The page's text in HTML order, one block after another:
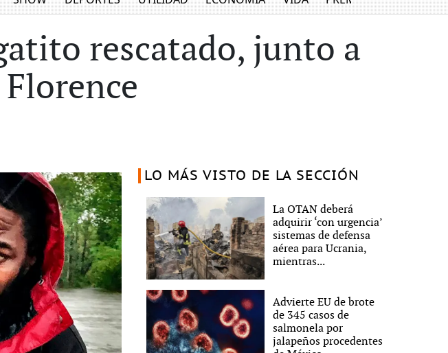
rescatado, junto a
LO MÁS VISTO DE LA SECCIÓN
La OTAN deberá
adquirir ‘con urgencia’
sistemas de defensa
aérea para Ucrania,
mientras...
Advierte EU de brote
de 345 casos de
salmonela por
jalapeños procedentes